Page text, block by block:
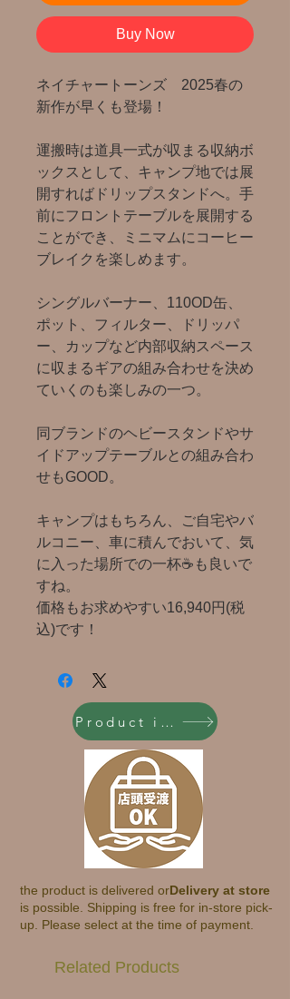
Buy Now
ネイチャートーンズ 2025春の
新作が早くも登場！
運搬時は道具一式が収まる収納ボ
ックスとして、キャンプ地では展
開すればドリップスタンドへ。手
前にフロントテーブルを展開する
ことができ、ミニマムにコーヒー
ブレイクを楽しめます。
シングルバーナー、110OD缶、
ポット、フィルター、ドリッパ
ー、カップなど内部収納スペース
に収まるギアの組み合わせを決め
ていくのも楽しみの一つ。
同ブランドのヘビースタンドやサ
イドアップテーブルとの組み合わ
せもGOOD。
キャンプはもちろん、ご自宅やバ
ルコニー、車に積んでおいて、気
に入った場所での一杯☕も良いで
すね。
価格もお求めやすい16,940円(税
込)です！
Product inquiry
the product is delivered orDelivery at store
is possible. Shipping is free for in-store pick-
up. Please select at the time of payment.
Related Products